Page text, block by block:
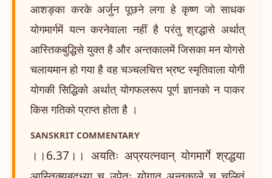
आशङ्का करके अर्जुन पूछने लगा हे कृष्ण जो साधक
योगमार्गमें यत्न करनेवाला नहीं है परंतु श्रद्धासे अर्थात्
आस्तिकबुद्धिसे युक्त है और अन्तकालमें जिसका मन योगसे
चलायमान हो गया है वह चञ्चलचित्त भ्रष्ट स्मृतिवाला योगी
योगकी सिद्धिको अर्थात् योगफलरूप पूर्ण ज्ञानको न पाकर
किस गतिको प्राप्त होता है ।
SANSKRIT COMMENTARY
।।6.37।। अयतिः अप्रयत्नवान् योगमार्गे श्रद्धया